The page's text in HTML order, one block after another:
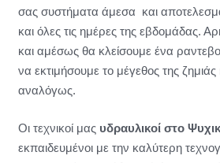
σας συστήματα άμεσα και
και όλες τις ημέρες της εβδομάδας.
και αμέσως θα κλείσουμε ένα
να εκτιμήσουμε το μέγεθος της ζημιάς
αναλόγως.
Οι τεχνικοί μας υδραυλικοί στο
εκπαιδευμένοι με την καλύτερη